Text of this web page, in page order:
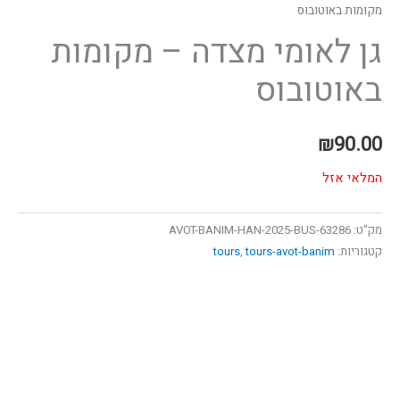
מקומות באוטובוס
גן לאומי מצדה – מקומות
באוטובוס
₪90.00
המלאי אזל
מק"ט: 63286-AVOT-BANIM-HAN-2025-BUS
קטגוריות:
tours,tours-avot-banim